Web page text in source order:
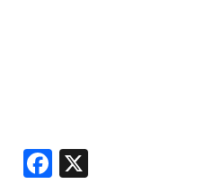
Facebook